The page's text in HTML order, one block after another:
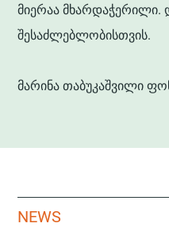
მიერაა
შესაძლებლობისთვის.
მარინა თაბუკაშვილი
NEWS